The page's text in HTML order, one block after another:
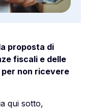
proposta di
fiscali e delle
non ricevere
qui sotto,